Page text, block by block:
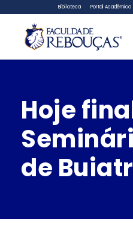
Biblioteca Portal Acadêmico
Hoje
de